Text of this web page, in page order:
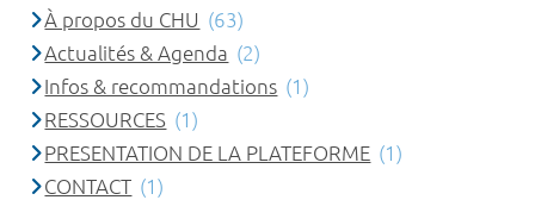
À propos du CHU (63)
Actualités & Agenda (2)
Infos & recommandations (1)
RESSOURCES (1)
PRESENTATION DE LA PLATEFORME (1)
CONTACT (1)